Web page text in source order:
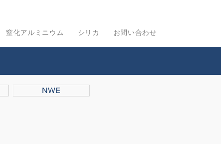
窒化アルミニウム シリカ お問い合わせ
NWE